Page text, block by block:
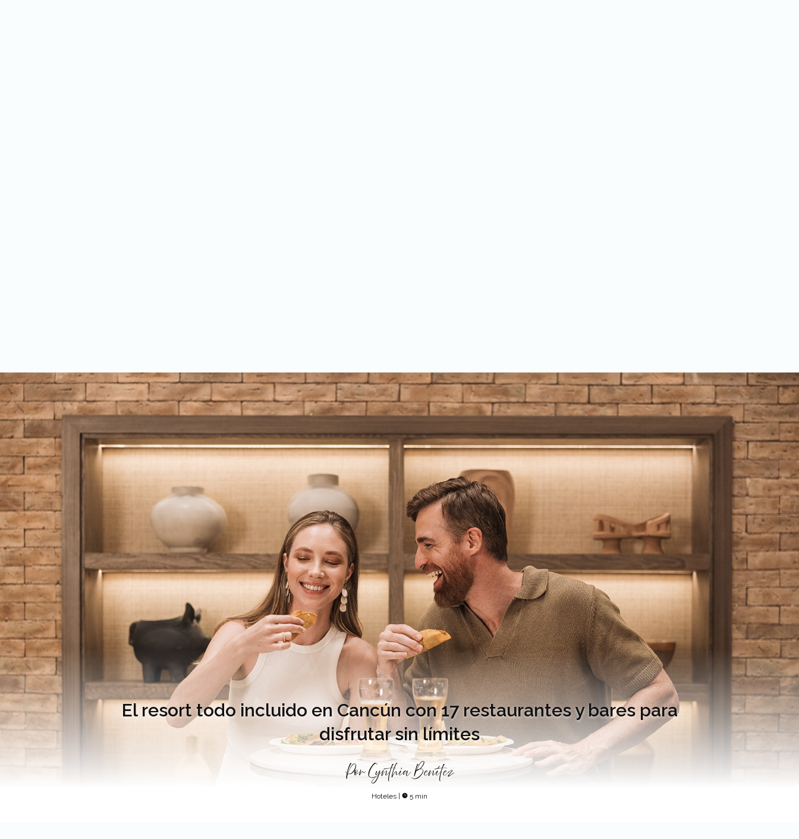
El resort todo incluido en Cancún con 17 restaurantes y bares para
disfrutar sin límites
PorCynthia Benítez
Hoteles 5 min